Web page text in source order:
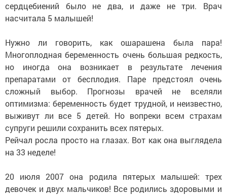
сердцебиений было не два, и даже не три. Врач
насчитала 5 малышей!
Нужно ли говорить, как ошарашена была пара!
Многоплодная беременность очень большая редкость,
но иногда она возникает в результате лечения
препаратами от бесплодия. Паре предстоял очень
сложный выбор. Прогнозы врачей не вселяли
оптимизма: беременность будет трудной, и неизвестно,
выживут ли все 5 детей. Но вопреки всем страхам
супруги решили сохранить всех пятерых.
Рейчал росла просто на глазах. Вот как она выглядела
на 33 неделе!
20 июля 2007 она родила пятерых малышей: трех
девочек и двух мальчиков! Все родились здоровыми и